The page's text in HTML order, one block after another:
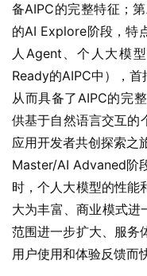
备AIPC的完整特征；
的AI Explore阶段，特
人Agent、个人大模
Ready的AIPC中），首
从而具备了AIPC的完
供基于自然语言交互的
应用开发者共创探索之
Master/AI Advaned阶
时，个人大模型的性能
大为丰富、商业模式
范围进一步扩大、服务
用户使用和体验反馈而